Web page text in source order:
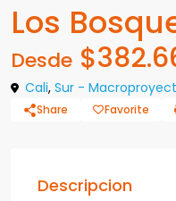
Los
Desde
Cali, Sur -
Share Favorite
Descripcion